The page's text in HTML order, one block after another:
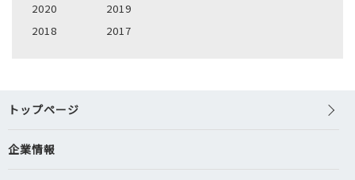
2020
2019
2018
2017
トップページ
企業情報